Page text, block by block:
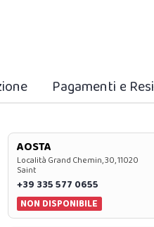
Pagamenti e Resi
AOSTA
Località Grand Chemin, 30, 11020
Saint
+39 335 577 0655
NON DISPONIBILE